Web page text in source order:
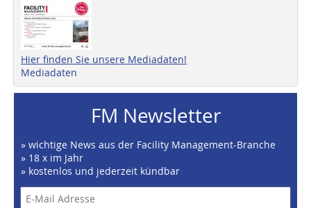
Hier finden Sie unsere Mediadaten!
Mediadaten
FM Newsletter
» wichtige News aus der Facility Management-Branche
» 18 x im Jahr
» kostenlos und jederzeit kündbar